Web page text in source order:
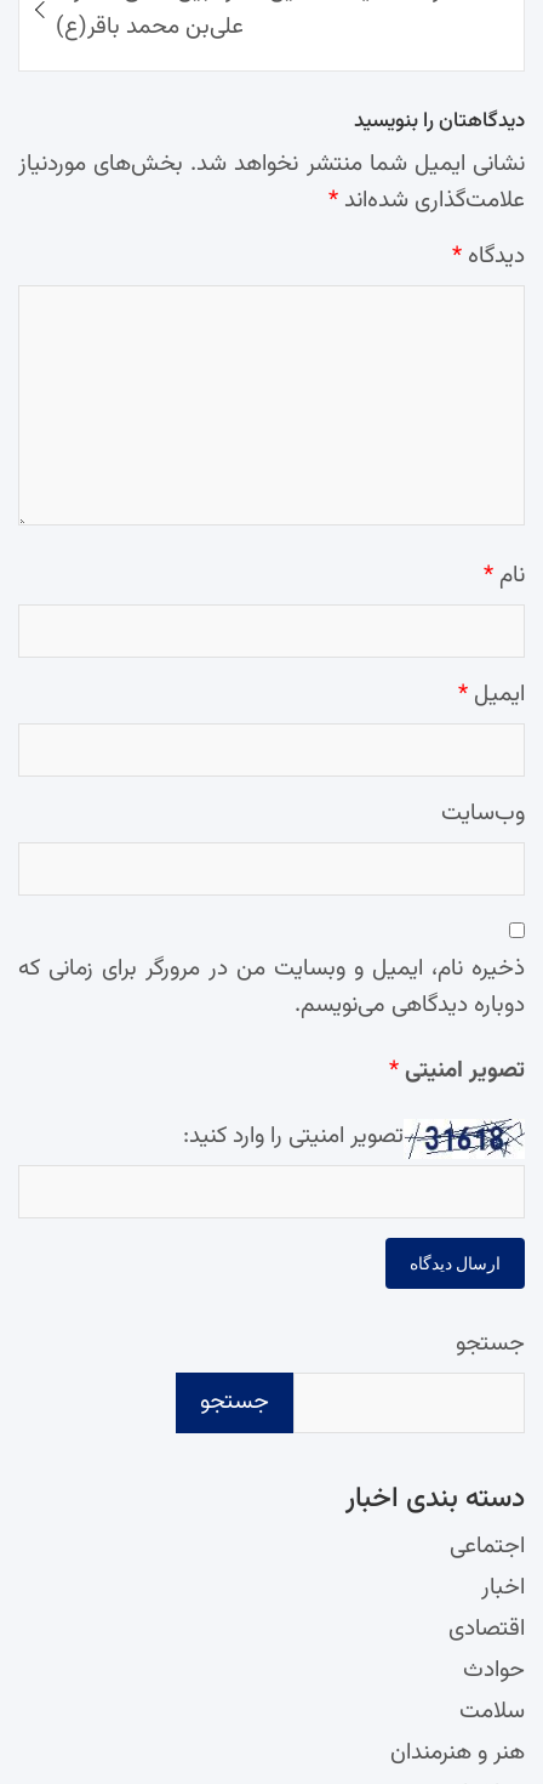
علی‌بن محمد باقر(ع)
دیدگاهتان را بنویسید
نشانی ایمیل شما منتشر نخواهد شد. بخش‌های موردنیاز
علامت‌گذاری شده‌اند *
دیدگاه *
نام *
ایمیل *
وب‌سایت
ذخیره نام، ایمیل و وبسایت من در مرورگر برای زمانی که
دوباره دیدگاهی می‌نویسم.
تصویر امنیتی*
تصویر امنیتی را وارد کنید:
جستجو
جستجو
دسته‌ بندی اخبار
اجتماعی
اخبار
اقتصادی
حوادث
سلامت
هنر و هنرمندان